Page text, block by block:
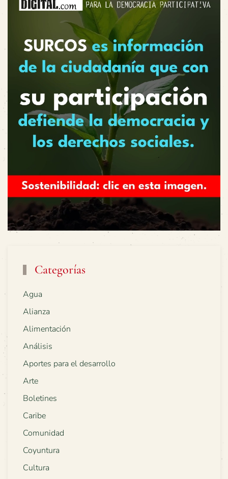
Categorías
Agua
Alianza
Alimentación
Análisis
Aportes para el desarrollo
Arte
Boletines
Caribe
Comunidad
Coyuntura
Cultura